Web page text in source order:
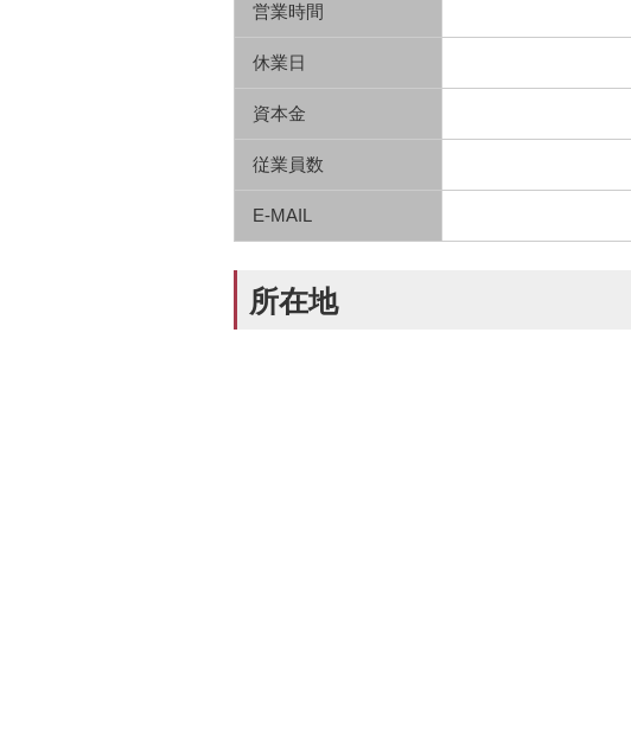
営業時間
休業日
資本金
従業員数
E-MAIL
所在地